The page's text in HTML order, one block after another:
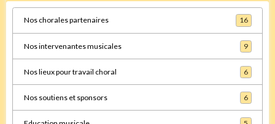
Nos chorales partenaires 16
Nos intervenantes musicales 9
Nos lieux pour travail choral 6
Nos soutiens et sponsors 6